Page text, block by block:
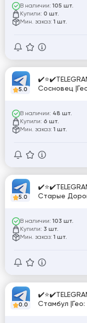
В наличии: 105 шт.
Купили: 0 шт.
Мин. заказ: 1 шт.
5.0
Сосновец
В наличии: 48 шт.
Купили: 6 шт.
Мин. заказ: 1 шт.
5.0
Старые
В наличии: 103 шт.
Купили: 3 шт.
Мин. заказ: 1 шт.
0.0
Стамбул